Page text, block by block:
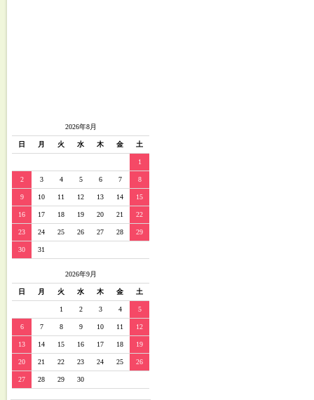
2026年8月
日 月 火 水 木 金 土
1
2 3 4 5 6 7 8
9 10 11 12 13 14 15
16 17 18 19 20 21 22
23 24 25 26 27 28 29
30 31
2026年9月
日 月 火 水 木 金 土
1 2 3 4 5
6 7 8 9 10 11 12
13 14 15 16 17 18 19
20 21 22 23 24 25 26
27 28 29 30